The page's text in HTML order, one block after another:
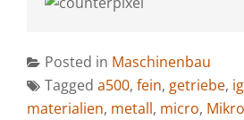
Posted in Maschinenbau
Tagged a500, fein, getriebe,
materialien, metall, micro,